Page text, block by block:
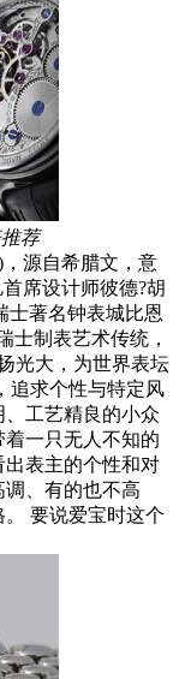
荐
，源自希腊文，意
席设计师彼德?胡
士著名钟表城比恩
士制表艺术传统，
光大，为世界表坛
追求个性与特定风
工艺精良的小众
一只无人不知的
表主的个性和对
、有的也不高
要说爱宝时这个